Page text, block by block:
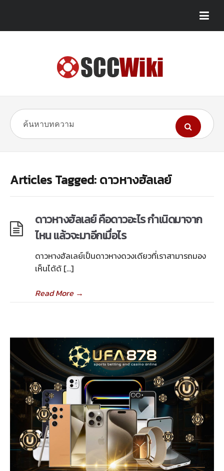
Articles Tagged: ดาวหางฮัลเลย์
ดาวหางฮัลเลย์ คือดาวอะไร กำเนิดมาจาก
ไหน แล้วจะมาอีกเมื่อไร
ดาวหางฮัลเลย์เป็นดาวหางดวงเดียวที่เราสามารถมอง
เห็นได้ด้ […]
Read More→